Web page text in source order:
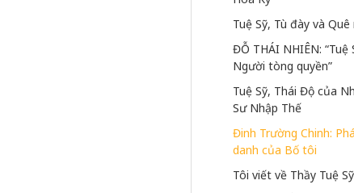
Tuệ Sỹ, Tù đày và Quê
ĐỖ THÁI NHIÊN: “Tuệ
Người tòng quyền”
Tuệ Sỹ, Thái Độ của
Sư Nhập Thế
Đinh Trường Chinh:
danh của Bố tôi
Tôi viết về Thầy Tuệ